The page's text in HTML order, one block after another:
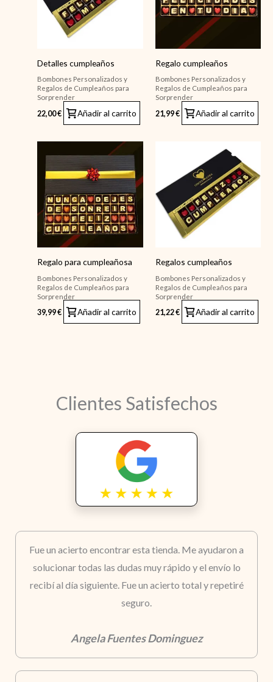
Detalles cumpleaños
Bombones Personalizados y
Regalos de Cumpleaños para
Sorprender
22,00€ Añadir al carrito
Regalo cumpleaños
Bombones Personalizados y
Regalos de Cumpleaños para
Sorprender
21,99€ Añadir al carrito
Regalo para cumpleañosa
Bombones Personalizados y
Regalos de Cumpleaños para
Sorprender
39,99€ Añadir al carrito
Regalos cumpleaños
Bombones Personalizados y
Regalos de Cumpleaños para
Sorprender
21,22€ Añadir al carrito
Clientes Satisfechos
Fue un acierto encontrar esta tienda. Me ayudaron a
solucionar todas las dudas muy rápido y el envío lo
recibí al día siguiente. Fue un acierto total y repetiré
seguro.
Angela Fuentes Dominguez